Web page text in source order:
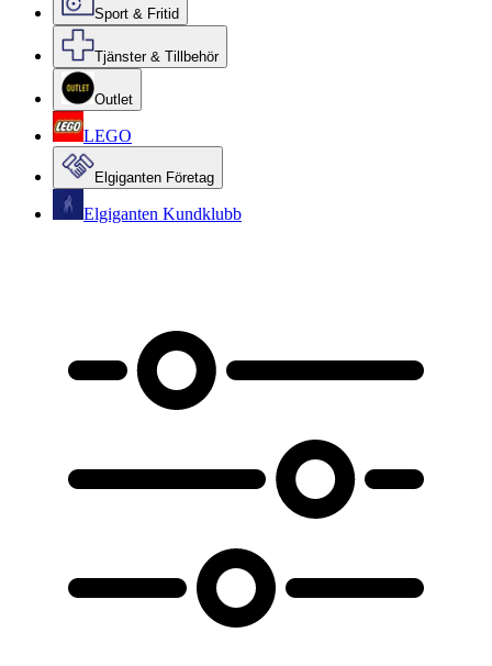
Sport & Fritid
Tjänster & Tillbehör
Outlet
LEGO
Elgiganten Företag
Elgiganten Kundklubb